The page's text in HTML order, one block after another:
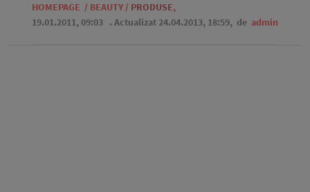
HOMEPAGE / BEAUTY / PRODUSE,
19.01.2011, 09:03 . Actualizat 24.04.2013, 18:59, de admin